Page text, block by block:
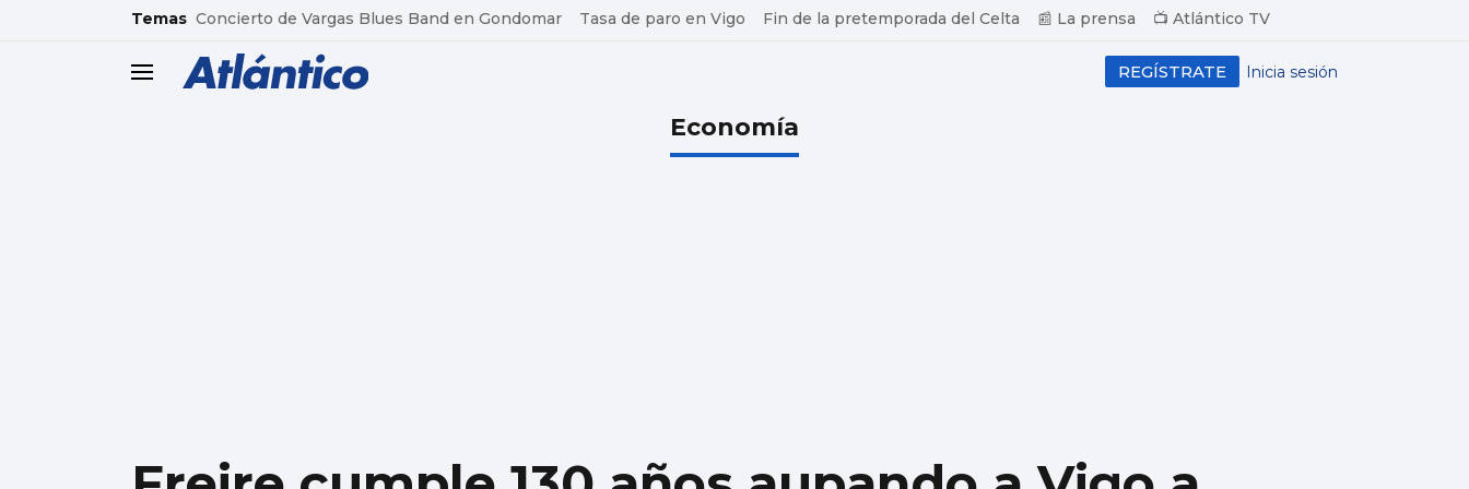
common.go-to-content
Temas Concierto de Vargas Blues Band en Gondomar Tasa de paro en Vigo Fin de la pretemporada del Celta 📰 La prensa 📺 Atlántico TV
header.menu.open Inicia sesión
REGÍSTRATE
Economía